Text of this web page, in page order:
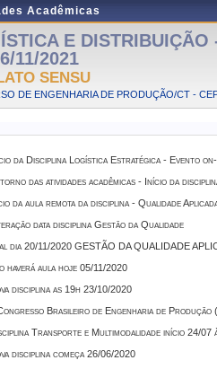
Acadêmicas
E
11/2021
SENSU
DE ENGENHARIA DE PRODUÇÃO/CT -
da Disciplina Logística Estratégica - Evento
das atividades acadêmicas - Início da
da aula remota da disciplina - Qualidade
data disciplina Gestão da Qualidade
dia 20/11/2020 GESTÃO DA QUALIDADE
haverá aula hoje 05/11/2020
disciplina as 19h 23/10/2020
Brasileiro de Engenharia de Produção
Transporte e Multimodalidade início 24/07
disciplina começa 26/06/2020